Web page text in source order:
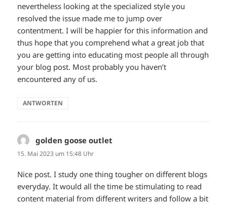
nevertheless looking at the specialized style you
resolved the issue made me to jump over
contentment. I will be happier for this information and
thus hope that you comprehend what a great job that
you are getting into educating most people all through
your blog post. Most probably you haven’t
encountered any of us.
ANTWORTEN
golden goose outlet
15. Mai 2023 um 15:48 Uhr
Nice post. I study one thing tougher on different blogs
everyday. It would all the time be stimulating to read
content material from different writers and follow a bit